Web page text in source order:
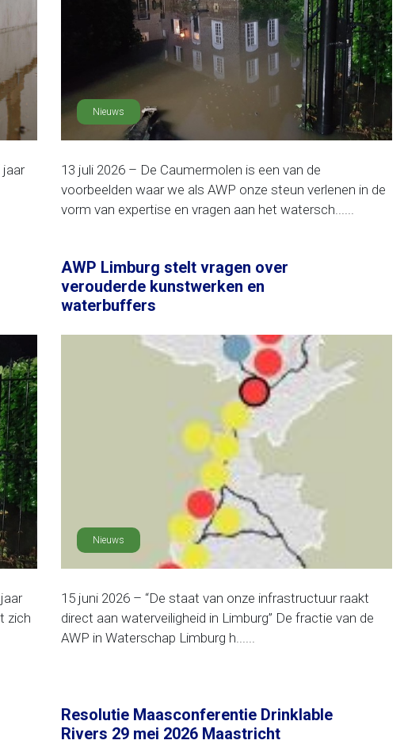
jaar
Nieuws
13 juli 2026 – De Caumermolen is een van de
voorbeelden waar we als AWP onze steun verlenen in de
vorm van expertise en vragen aan het watersch......
zich
AWP Limburg stelt vragen over
verouderde kunstwerken en
waterbuffers
Nieuws
15 juni 2026 – “De staat van onze infrastructuur raakt
direct aan waterveiligheid in Limburg” De fractie van de
AWP in Waterschap Limburg h......
Resolutie Maasconferentie Drinklable
Rivers 29 mei 2026 Maastricht